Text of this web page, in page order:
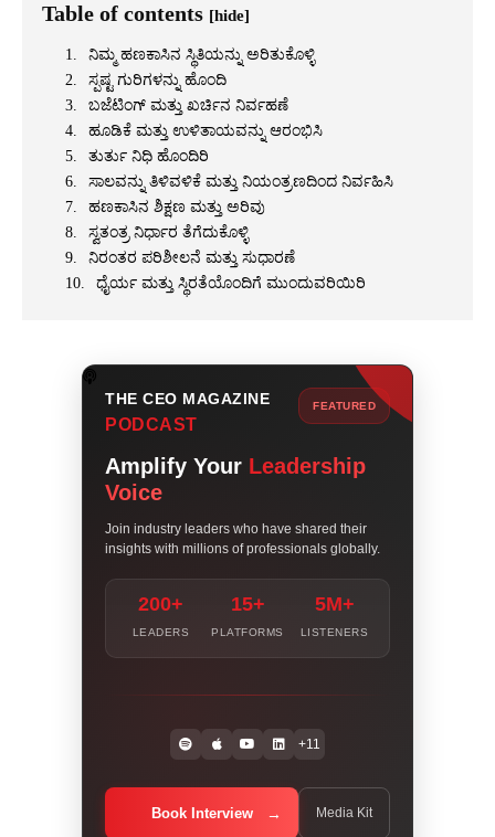
Table of contents [hide]
ನಿಮ್ಮ ಹಣಕಾಸಿನ ಸ್ಥಿತಿಯನ್ನು ಅರಿತುಕೊಳ್ಳಿ
ಸ್ಪಷ್ಟ ಗುರಿಗಳನ್ನು ಹೊಂದಿ
ಬಜೆಟಿಂಗ್ ಮತ್ತು ಖರ್ಚಿನ ನಿರ್ವಹಣೆ
ಹೂಡಿಕೆ ಮತ್ತು ಉಳಿತಾಯವನ್ನು ಆರಂಭಿಸಿ
ತುರ್ತು ನಿಧಿ ಹೊಂದಿರಿ
ಸಾಲವನ್ನು ತಿಳಿವಳಿಕೆ ಮತ್ತು ನಿಯಂತ್ರಣದಿಂದ ನಿರ್ವಹಿಸಿ
ಹಣಕಾಸಿನ ಶಿಕ್ಷಣ ಮತ್ತು ಅರಿವು
ಸ್ವತಂತ್ರ ನಿರ್ಧಾರ ತೆಗೆದುಕೊಳ್ಳಿ
ನಿರಂತರ ಪರಿಶೀಲನೆ ಮತ್ತು ಸುಧಾರಣೆ
ಧೈರ್ಯ ಮತ್ತು ಸ್ಥಿರತೆಯೊಂದಿಗೆ ಮುಂದುವರಿಯಿರಿ
THE CEO MAGAZINE
PODCAST
FEATURED
Amplify Your Leadership
Voice
Join industry leaders who have shared their
insights with millions of professionals globally.
200+
LEADERS
15+
PLATFORMS
5M+
LISTENERS
+11
Book Interview Media Kit